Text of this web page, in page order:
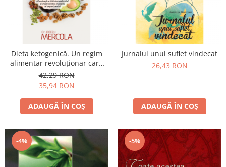
Dieta ketogenică. Un regim
alimentar revoluționar care
combate cancerul,
stimulează…
42,29 RON
35,94 RON
ADAUGĂ ÎN COȘ
Jurnalul unui suflet vindecat
26,43 RON
ADAUGĂ ÎN COȘ
-4% -5%